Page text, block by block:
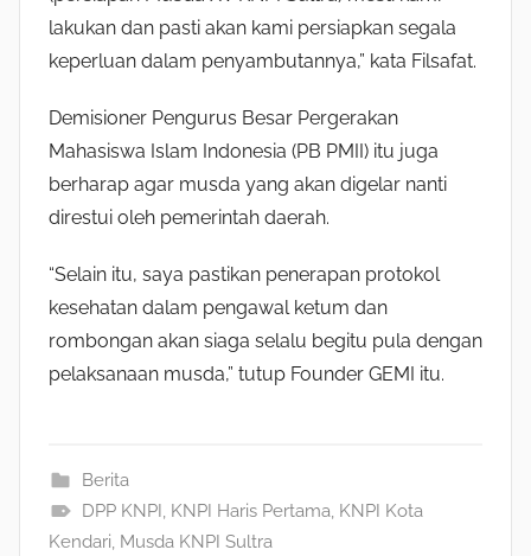
lakukan dan pasti akan kami persiapkan segala
keperluan dalam penyambutannya,” kata Filsafat.
Demisioner Pengurus Besar Pergerakan
Mahasiswa Islam Indonesia (PB PMII) itu juga
berharap agar musda yang akan digelar nanti
direstui oleh pemerintah daerah.
“Selain itu, saya pastikan penerapan protokol
kesehatan dalam pengawal ketum dan
rombongan akan siaga selalu begitu pula dengan
pelaksanaan musda,” tutup Founder GEMI itu.
Berita
DPP KNPI, KNPI Haris Pertama, KNPI Kota
Kendari, Musda KNPI Sultra